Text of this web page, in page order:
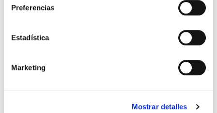
Preferencias
Estadística
Marketing
Mostrar detalles